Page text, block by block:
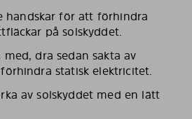
handskar för att förhindra
på solskyddet.
dra sedan sakta av
statisk elektricitet.
av solskyddet med en lätt